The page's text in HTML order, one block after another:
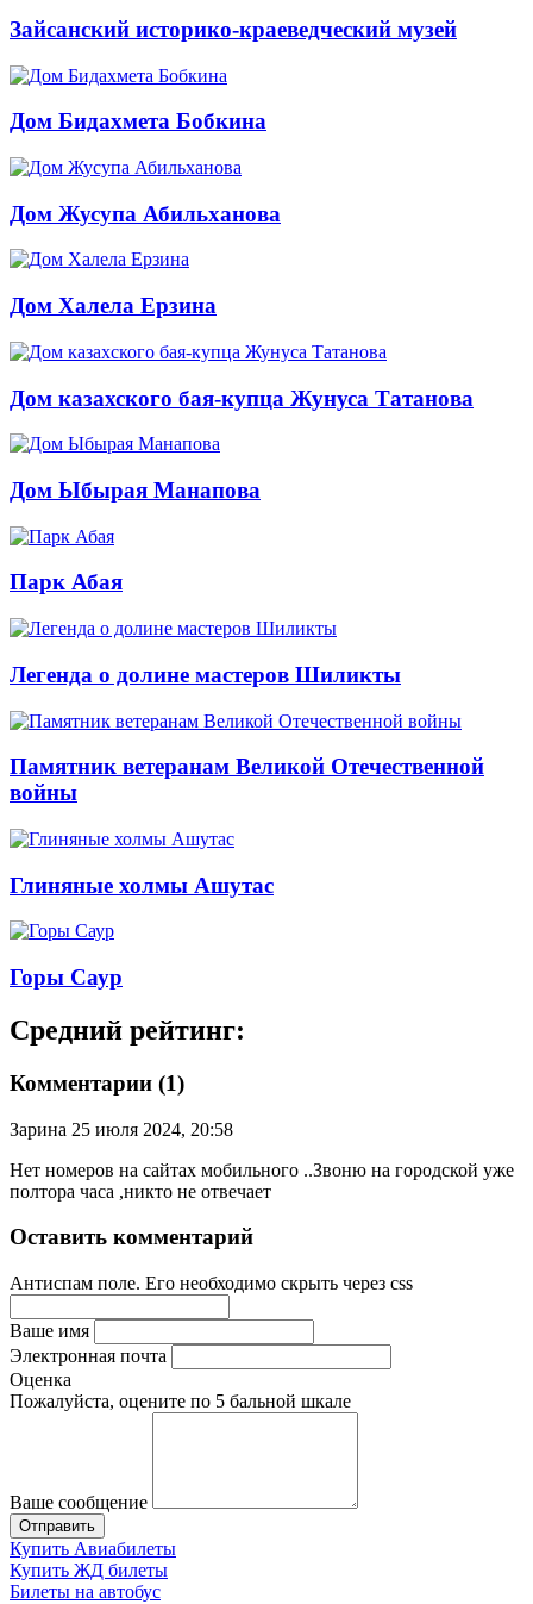
Зайсанский историко-краеведческий музей
Дом Бидахмета Бобкина
Дом Жусупа Абильханова
Дом Халела Ерзина
Дом казахского бая-купца Жунуса Татанова
Дом Ыбырая Манапова
Парк Абая
Легенда о долине мастеров Шиликты
Памятник ветеранам Великой Отечественной
войны
Глиняные холмы Ашутас
Горы Саур
Средний рейтинг:
Комментарии (1)
Зарина 25 июля 2024, 20:58
Нет номеров на сайтах мобильного ..Звоню на городской уже
полтора часа ,никто не отвечает
Оставить комментарий
Антиспам поле. Его необходимо скрыть через css
Ваше имя
Электронная почта
Оценка
Пожалуйста, оцените по 5 бальной шкале
Ваше сообщение
Купить Авиабилеты
Купить ЖД билеты
Билеты на автобус